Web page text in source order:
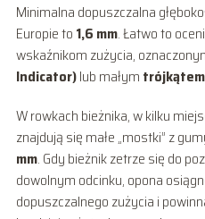
Minimalna dopuszczalna
Europie to 1,6 mm. Łatwo to
wskaźnikom zużycia,
Indicator)lub małym trójkątem
W rowkach bieżnika, w kilku
znajdują się małe „mostki” z
mm. Gdy bieżnik zetrze się do
dowolnym odcinku, opona
dopuszczalnego zużycia i